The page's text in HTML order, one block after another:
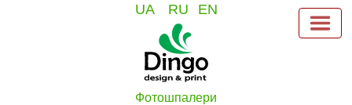
UA RU EN
Фотошпалери